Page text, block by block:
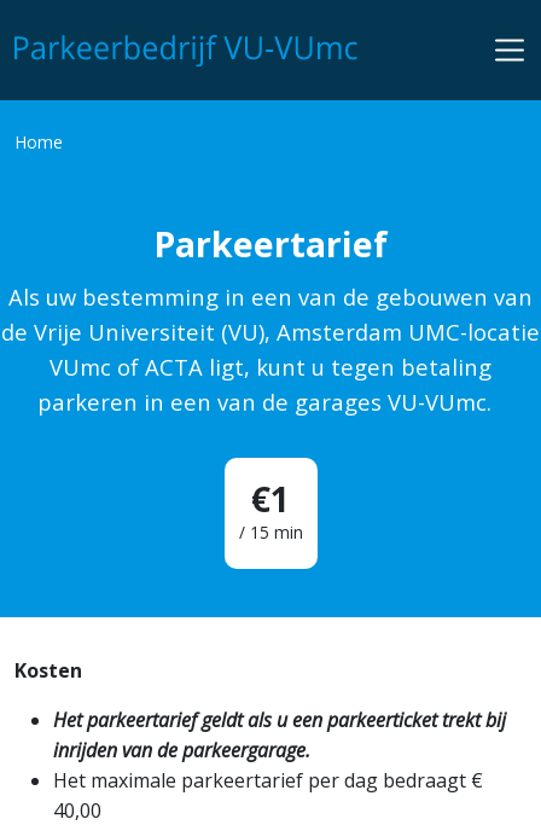
en
de
inhoud
Kruimelpad
Home
Parkeertarief
Als uw bestemming in een van de gebouwen van
de Vrije Universiteit (VU), Amsterdam UMC-locatie
VUmc of ACTA ligt, kunt u tegen betaling
parkeren in een van de garages VU-VUmc.
€1
/ 15 min
Kosten
Het parkeertarief geldt als u een parkeerticket trekt bij
inrijden van de parkeergarage.
Het maximale parkeertarief per dag bedraagt €
40,00